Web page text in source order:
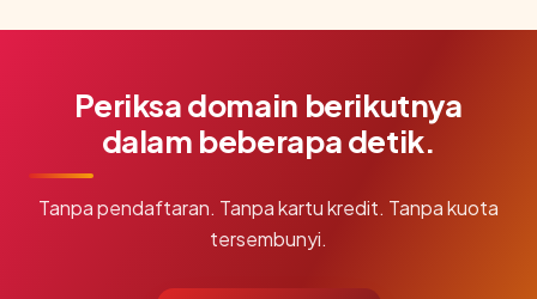
Periksa domain berikutnya
dalam beberapa detik.
Tanpa pendaftaran. Tanpa kartu kredit. Tanpa kuota
tersembunyi.